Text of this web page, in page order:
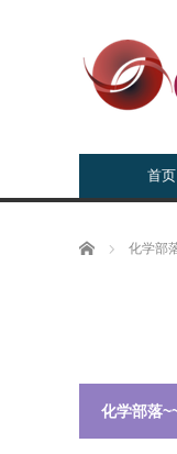
首页
Home 化学部
化学部落